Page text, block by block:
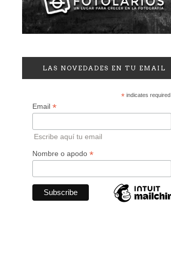
LAS NOVEDADES EN TU EMAIL
*indicates required
Email *
Escribe aquí tu email
Nombre o apodo *